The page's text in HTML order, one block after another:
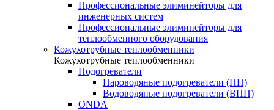
Профессиональные элиминейторы для
инженерных систем
Профессиональные элиминейторы для
теплообменного оборудования
Кожухотрубные теплообменники
Кожухотрубные теплообменники
Подогреватели
Пароводяные подогреватели (ПП)
Водоводяные подогреватели (ВПП)
ONDA